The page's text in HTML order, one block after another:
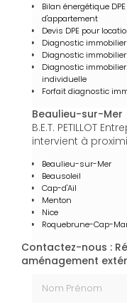
Bilan énergétique
d'appartement
Devis DPE pour
Diagnostic
Diagnostic
Diagnostic
individuelle
Forfait diagnostic
Beaulieu-sur-Mer
B.E.T. PETILLOT
intervient à
Beaulieu-sur-Mer
Beausoleil
Cap-d'Ail
Menton
Nice
Roquebrune-Cap-
Contactez-nous :
aménagement